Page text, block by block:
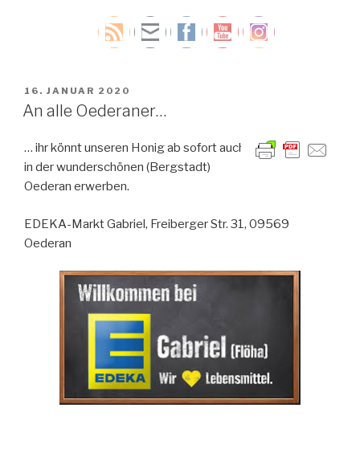
VERÖFFENTLICHT
AM
16. JANUAR 2020
An alle Oederaner…
… ihr könnt unseren Honig ab sofort auch
in der wunderschönen (Bergstadt)
Oederan erwerben.
EDEKA-Markt Gabriel, Freiberger Str. 31, 09569
Oederan